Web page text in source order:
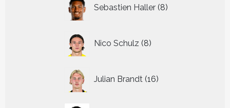
Sebastien Haller 8
producten
Nico Schulz 8
producten
Julian Brandt 16
producten